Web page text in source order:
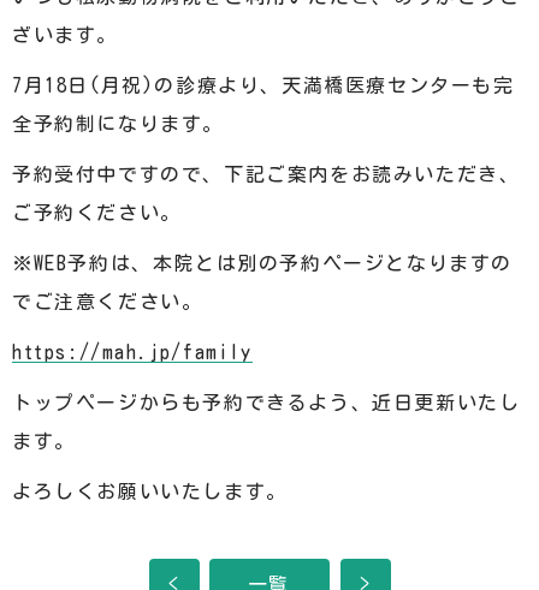
ざいます。
7月18日(月祝)の診療より、天満橋医療センターも完
全予約制になります。
予約受付中ですので、下記ご案内をお読みいただき、
ご予約ください。
※WEB予約は、本院とは別の予約ページとなりますの
でご注意ください。
https://mah.jp/family
トップページからも予約できるよう、近日更新いたし
ます。
よろしくお願いいたします。
< 一覧 >